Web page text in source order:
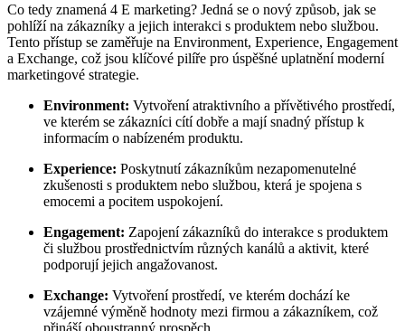
Co tedy znamená 4 E marketing? Jedná se o nový způsob, jak se
pohlíží na zákazníky a jejich interakci s produktem nebo službou.
Tento přístup se zaměřuje na Environment, Experience, Engagement
a Exchange, což jsou klíčové pilíře pro úspěšné uplatnění moderní
marketingové strategie.
Environment: Vytvoření atraktivního a přívětivého prostředí,
ve kterém se zákazníci cítí dobře a mají snadný přístup k
informacím o nabízeném produktu.
Experience: Poskytnutí zákazníkům nezapomenutelné
zkušenosti s produktem nebo službou, která je spojena s
emocemi a pocitem uspokojení.
Engagement: Zapojení zákazníků do interakce s produktem
či službou prostřednictvím různých kanálů a aktivit, které
podporují jejich angažovanost.
Exchange: Vytvoření prostředí, ve kterém dochází ke
vzájemné výměně hodnoty mezi firmou a zákazníkem, což
přináší oboustranný prospěch.